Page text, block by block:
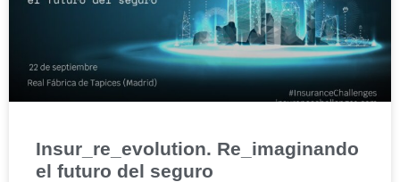
Insur_re_evolution. Re_imaginando
el futuro del seguro